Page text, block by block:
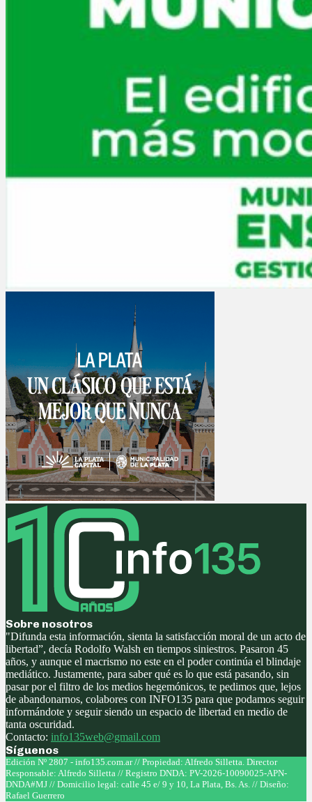
Sobre nosotros
"Difunda esta información, sienta la satisfacción moral de un acto de
libertad”, decía Rodolfo Walsh en tiempos siniestros. Pasaron 45
años, y aunque el macrismo no este en el poder continúa el blindaje
mediático. Justamente, para saber qué es lo que está pasando, sin
pasar por el filtro de los medios hegemónicos, te pedimos que, lejos
de abandonarnos, colabores con INFO135 para que podamos seguir
informándote y seguir siendo un espacio de libertad en medio de
tanta oscuridad.
Contacto: info135web@gmail.com
Síguenos
Facebook
Twitter
Instagram
Youtube
Edición Nº 2807 - info135.com.ar // Propiedad: Alfredo Silletta. Director
Responsable: Alfredo Silletta // Registro DNDA: PV-2026-10090025-APN-
DNDA#MJ // Domicilio legal: calle 45 e/ 9 y 10, La Plata, Bs. As. // Diseño:
Rafael Guerrero